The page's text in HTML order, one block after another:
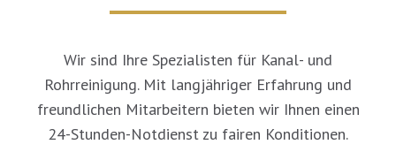
Wir sind Ihre Spezialisten für Kanal- und
Rohrreinigung. Mit langjähriger Erfahrung und
freundlichen Mitarbeitern bieten wir Ihnen einen
24-Stunden-Notdienst zu fairen Konditionen.